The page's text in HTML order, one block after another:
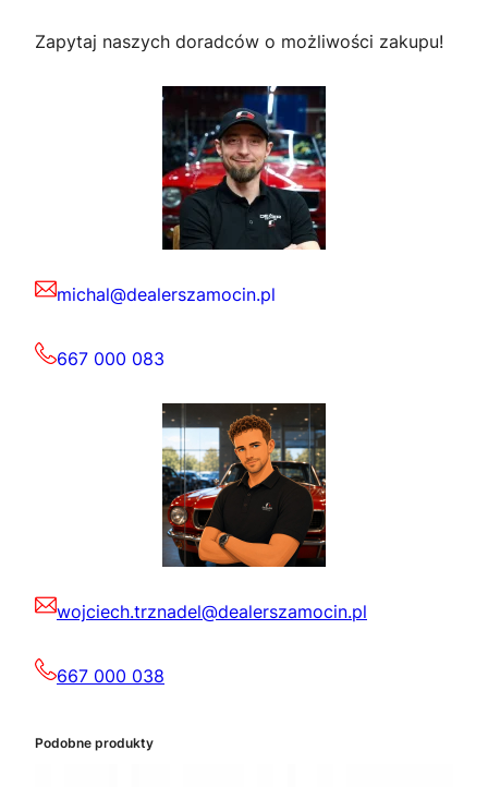
Zapytaj naszych doradców o możliwości zakupu!
michal@dealerszamocin.pl
667 000 083
wojciech.trznadel@dealerszamocin.pl
667 000 038
Podobne produkty